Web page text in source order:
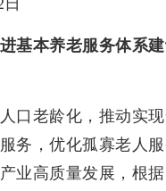
基本养老服务体系
老龄化，推动实现
务，优化孤寡老人
业高质量发展，根